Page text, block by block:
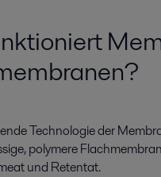
Technologie der
polymere
und Retentat.